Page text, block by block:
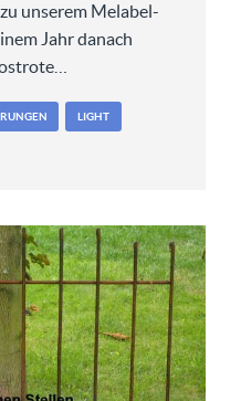
unserem Melabel-
Jahr danach
LIGHT